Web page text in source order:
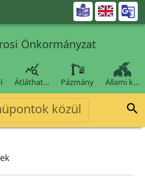

Önkormányzat

Átláthat… Pázmány Állami k…
közül 